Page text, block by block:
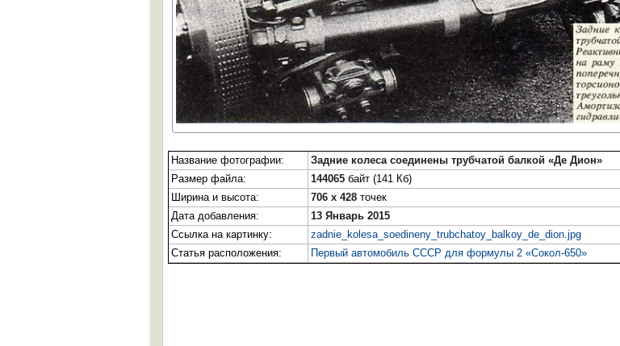
Название фотографии:
Задние колеса соединены трубчатой балкой «Де Дион»
Размер файла:
144065 байт (141 Кб)
Ширина и высота:
706 x 428 точек
Дата добавления:
13 Январь 2015
Ссылка на картинку:
zadnie_kolesa_soedineny_trubchatoy_balkoy_de_dion.jpg
Статья расположения:
Первый автомобиль СССР для формулы 2 «Сокол-650»